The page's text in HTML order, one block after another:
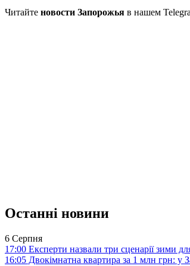
Читайте новости Запорожья в нашем
Останні новини
6 Серпня
17:00 Експерти назвали три сценарії зими
16:05 Двокімнатна квартира за 1 млн грн: